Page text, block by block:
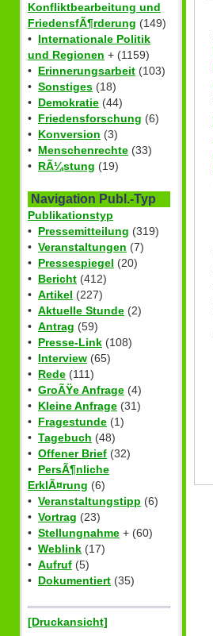
Konfliktbearbeitung und
FriedensfÃ¶rderung (149)
• Internationale Politik
und Regionen + (1159)
• Erinnerungsarbeit (103)
• Sonstiges (18)
• Demokratie (44)
• Friedensforschung (6)
• Konversion (3)
• Menschenrechte (33)
• RÃ¼stung (19)
Navigation Publ.-Typ
Publikationstyp
• Pressemitteilung (319)
• Veranstaltungen (7)
• Pressespiegel (20)
• Bericht (412)
• Artikel (227)
• Aktuelle Stunde (2)
• Antrag (59)
• Presse-Link (108)
• Interview (65)
• Rede (111)
• GroÃŸe Anfrage (4)
• Kleine Anfrage (31)
• Fragestunde (1)
• Tagebuch (48)
• Offener Brief (32)
• PersÃ¶nliche
ErklÃ¤rung (6)
• Veranstaltungstipp (6)
• Vortrag (23)
• Stellungnahme + (60)
• Weblink (17)
• Aufruf (5)
• Dokumentiert (35)
[Druckansicht]